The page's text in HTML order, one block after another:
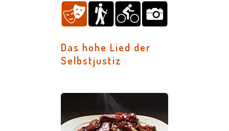
Das hohe Lied der
Selbstjustiz